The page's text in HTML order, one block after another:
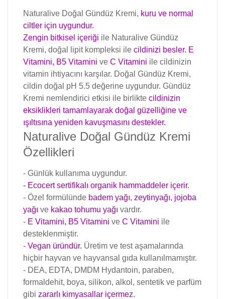
Naturalive Doğal Gündüz Kremi, kuru ve normal
ciltler için uygundur.
Zengin bitkisel içeriği ile Naturalive Gündüz
Kremi, doğal lipit kompleksi ile cildinizi besler. E
Vitamini, B5 Vitamini ve C Vitamini ile cildinizin
vitamin ihtiyacını karşılar. Doğal Gündüz Kremi,
cildin doğal pH 5.5 değerine uygundur. Gündüz
Kremi nemlendirici etkisi ile birlikte cildinizin
eksiklikleri tamamlayarak doğal güzelliğine ve
ışıltısına yeniden kavuşmasını destekler.
Naturalive Doğal Gündüz Kremi
Özellikleri
- Günlük kullanıma uygundur.
- Ecocert sertifikalı organik hammaddeler içerir.
- Özel formülünde badem yağı, zeytinyağı, jojoba
yağı ve kakao tohumu yağı vardır.
- E Vitamini, B5 Vitamini ve C Vitamini ile
desteklenmiştir.
- Vegan üründür. Üretim ve test aşamalarında
hiçbir hayvan ve hayvansal gıda kullanılmamıştır.
- DEA, EDTA, DMDM Hydantoin, paraben,
formaldehit, boya, silikon, alkol, sentetik ve parfüm
gibi zararlı kimyasallar içermez.